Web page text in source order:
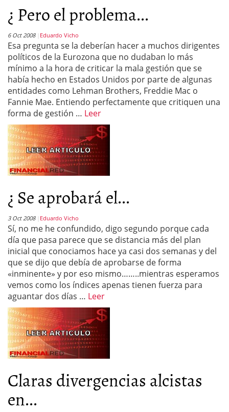
¿ Pero el problema...
6 Oct 2008 Eduardo Vicho
Esa pregunta se la deberían hacer a muchos dirigentes
políticos de la Eurozona que no dudaban lo más
mínimo a la hora de criticar la mala gestión que se
había hecho en Estados Unidos por parte de algunas
entidades como Lehman Brothers, Freddie Mac o
Fannie Mae. Entiendo perfectamente que critiquen una
forma de gestión … Leer
¿ Se aprobará el...
3 Oct 2008 Eduardo Vicho
Sí, no me he confundido, digo segundo porque cada
día que pasa parece que se distancia más del plan
inicial que conociamos hace ya casi dos semanas y del
que se dijo que debía de aprobarse de forma
«inminente» y por eso mismo……..mientras esperamos
vemos como los índices apenas tienen fuerza para
aguantar dos días … Leer
Claras divergencias alcistas
en...